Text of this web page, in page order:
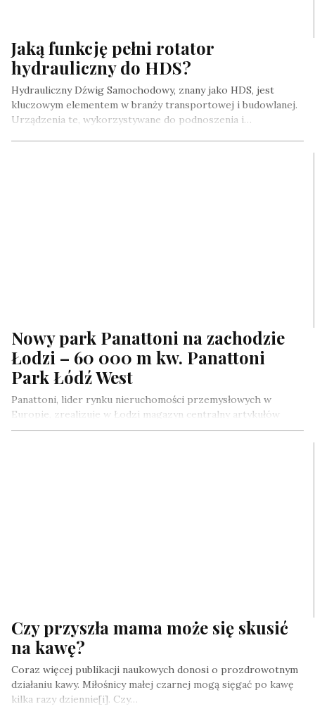
Jaką funkcję pełni rotator
hydrauliczny do HDS?
Hydrauliczny Dźwig Samochodowy, znany jako HDS, jest
kluczowym elementem w branży transportowej i budowlanej.
Urządzenia te, wykorzystywane do podnoszenia i…
Nowy park Panattoni na zachodzie
Łodzi – 60 000 m kw. Panattoni
Park Łódź West
Panattoni, lider rynku nieruchomości przemysłowych w
Europie, zrealizuje w Łodzi magazyn centralny artykułów
szkolnych i przedszkolnych. Ich dystrybutor zajmie 11…
Czy przyszła mama może się skusić
na kawę?
Coraz więcej publikacji naukowych donosi o prozdrowotnym
działaniu kawy. Miłośnicy małej czarnej mogą sięgać po kawę
kilka razy dziennie[i]. Czy…